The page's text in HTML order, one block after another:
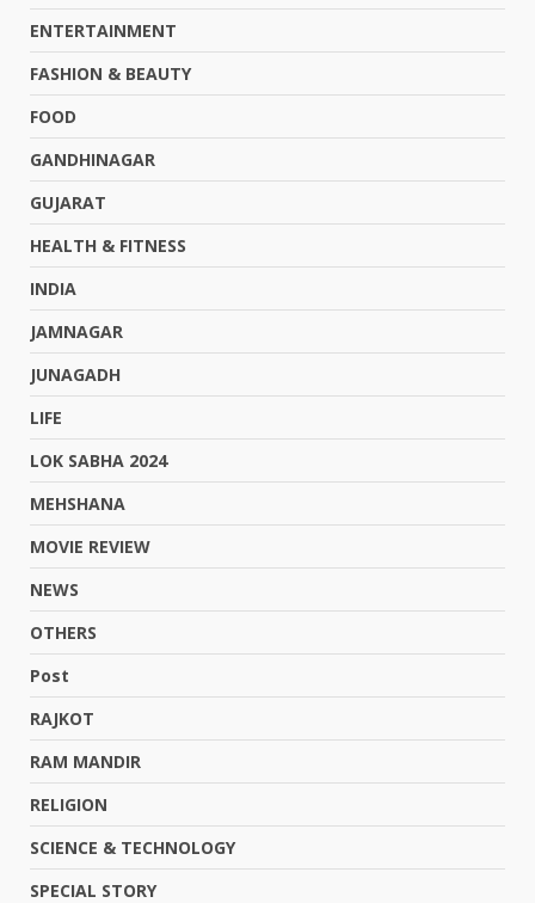
ENTERTAINMENT
FASHION & BEAUTY
FOOD
GANDHINAGAR
GUJARAT
HEALTH & FITNESS
INDIA
JAMNAGAR
JUNAGADH
LIFE
LOK SABHA 2024
MEHSHANA
MOVIE REVIEW
NEWS
OTHERS
Post
RAJKOT
RAM MANDIR
RELIGION
SCIENCE & TECHNOLOGY
SPECIAL STORY